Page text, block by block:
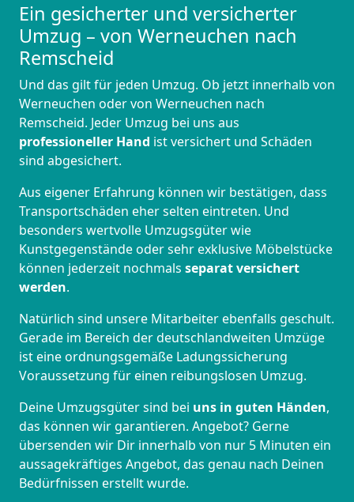
Ein gesicherter und versicherter
Umzug – von Werneuchen nach
Remscheid
Und das gilt für jeden Umzug. Ob jetzt innerhalb von
Werneuchen oder von Werneuchen nach
Remscheid. Jeder Umzug bei uns aus
professioneller Hand ist versichert und Schäden
sind abgesichert.
Aus eigener Erfahrung können wir bestätigen, dass
Transportschäden eher selten eintreten. Und
besonders wertvolle Umzugsgüter wie
Kunstgegenstände oder sehr exklusive Möbelstücke
können jederzeit nochmals separat versichert
werden.
Natürlich sind unsere Mitarbeiter ebenfalls geschult.
Gerade im Bereich der deutschlandweiten Umzüge
ist eine ordnungsgemäße Ladungssicherung
Voraussetzung für einen reibungslosen Umzug.
Deine Umzugsgüter sind bei uns in guten Händen,
das können wir garantieren. Angebot? Gerne
übersenden wir Dir innerhalb von nur 5 Minuten ein
aussagekräftiges Angebot, das genau nach Deinen
Bedürfnissen erstellt wurde.